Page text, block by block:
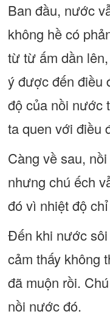
Ban đầu, nước
không hề có
từ từ ấm dần
ý được đến điều
độ của nồi nước
ta quen với điều
Càng về sau,
nhưng chú ếch
đó vì nhiệt độ
Đến khi nước
cảm thấy không
đã muộn rồi.
nồi nước đó.